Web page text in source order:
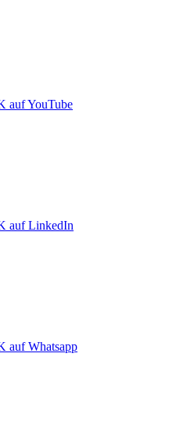
auf YouTube
auf LinkedIn
auf Whatsapp